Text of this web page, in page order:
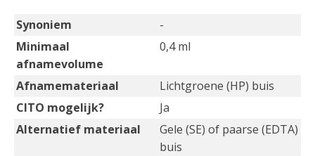
Synoniem
-
Minimaal
afnamevolume
0,4 ml
Afnamemateriaal
Lichtgroene (HP) buis
CITO mogelijk?
Ja
Alternatief materiaal
Gele (SE) of paarse (EDTA)
buis